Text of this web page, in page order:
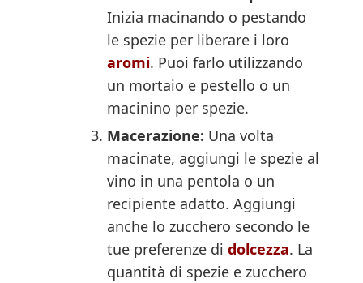
Inizia macinando o pestando
le spezie per liberare i loro
aromi. Puoi farlo utilizzando
un mortaio e pestello o un
macinino per spezie.
Macerazione: Una volta
macinate, aggiungi le spezie al
vino in una pentola o un
recipiente adatto. Aggiungi
anche lo zucchero secondo le
tue preferenze di dolcezza. La
quantità di spezie e zucchero